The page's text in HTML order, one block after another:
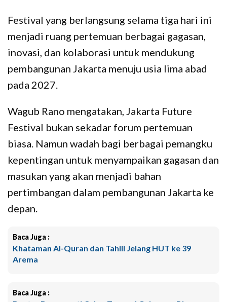
Festival yang berlangsung selama tiga hari ini
menjadi ruang pertemuan berbagai gagasan,
inovasi, dan kolaborasi untuk mendukung
pembangunan Jakarta menuju usia lima abad
pada 2027.
Wagub Rano mengatakan, Jakarta Future
Festival bukan sekadar forum pertemuan
biasa. Namun wadah bagi berbagai pemangku
kepentingan untuk menyampaikan gagasan dan
masukan yang akan menjadi bahan
pertimbangan dalam pembangunan Jakarta ke
depan.
Baca Juga :
Khataman Al-Quran dan Tahlil Jelang HUT ke 39
Arema
Baca Juga :